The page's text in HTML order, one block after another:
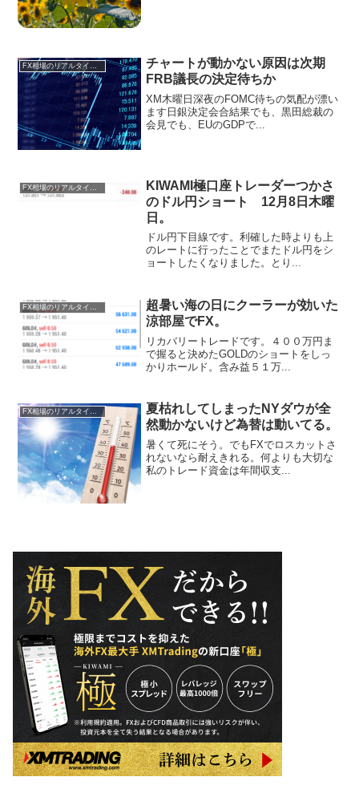
チャートが動かない原因は次期
FRB議長の決定待ちか
XM木曜日深夜のFOMC待ちの気配が漂い
ます日銀決定会合結果でも、黒田総裁の
会見でも、EUのGDPで...
FX相場のリアルタイム情報
KIWAMI極口座トレーダーつかさ
のドル円ショート 12月8日木曜
日。
ドル円下目線です。利確した時よりも上
のレートに行ったことでまたドル円をシ
ョートしたくなりました。とり...
FX相場のリアルタイム情報
超暑い海の日にクーラーが効いた
涼部屋でFX。
リカバリートレードです。４００万円ま
で握ると決めたGOLDのショートをしっ
かりホールド。含み益５１万...
夏枯れしてしまったNYダウが全
然動かないけど為替は動いてる。
暑くて死にそう。でもFXでロスカットさ
れないなら耐えきれる。何よりも大切な
私のトレード資金は年間収支...